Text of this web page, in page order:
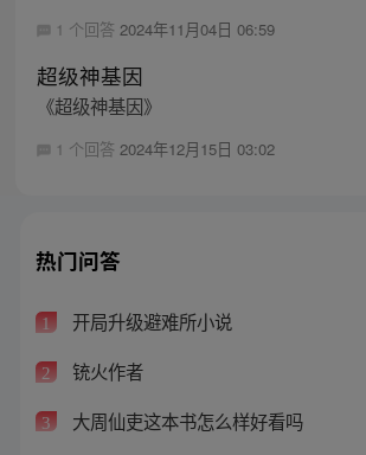
1 个回答 2024年11月04日 06:59
超级神基因
《超级神基因》
1 个回答 2024年12月15日 03:02
热门问答
1 开局升级避难所小说
2 铳火作者
3 大周仙吏这本书怎么样好看吗